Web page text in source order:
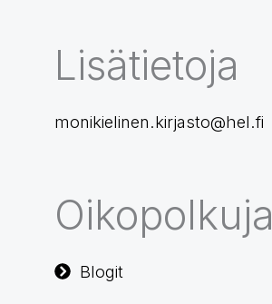
Lisätietoja
monikielinen.kirjasto@hel.fi
Oikopolkuja
Blogit